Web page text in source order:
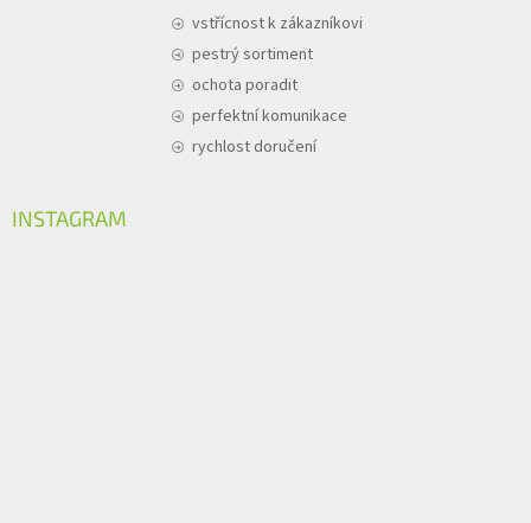
vstřícnost k zákazníkovi
pestrý sortiment
ochota poradit
perfektní komunikace
rychlost doručení
INSTAGRAM